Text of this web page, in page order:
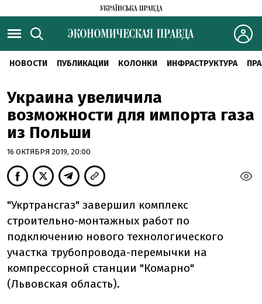
НОВОСТИ ПУБЛИКАЦИИ КОЛОНКИ ИНФРАСТРУКТУРА
Украина увеличила
возможности для импорта газа
из Польши
16 ОКТЯБРЯ 2019, 20:00
"Укртрансгаз" завершил комплекс
строительно-монтажных работ по
подключению нового технологического
участка трубопровода-перемычки на
компрессорной станции "Комарно"
(Львовская область).